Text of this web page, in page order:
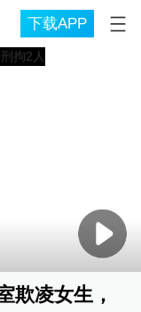
下载APP
欺凌女生，